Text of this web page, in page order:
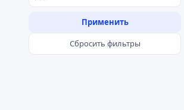
Применить
Сбросить фильтры